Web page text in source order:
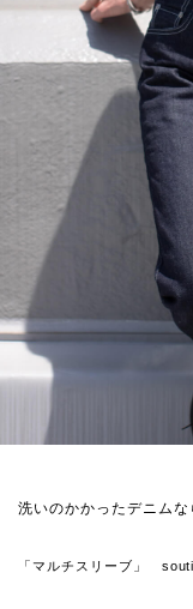
洗いのかかったデニムな
「マルチスリーブ」